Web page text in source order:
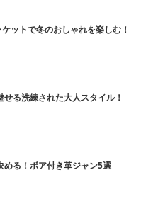
ットで冬のおしゃれを楽しむ！
る洗練された大人スタイル！
める！ボア付き革ジャン5選